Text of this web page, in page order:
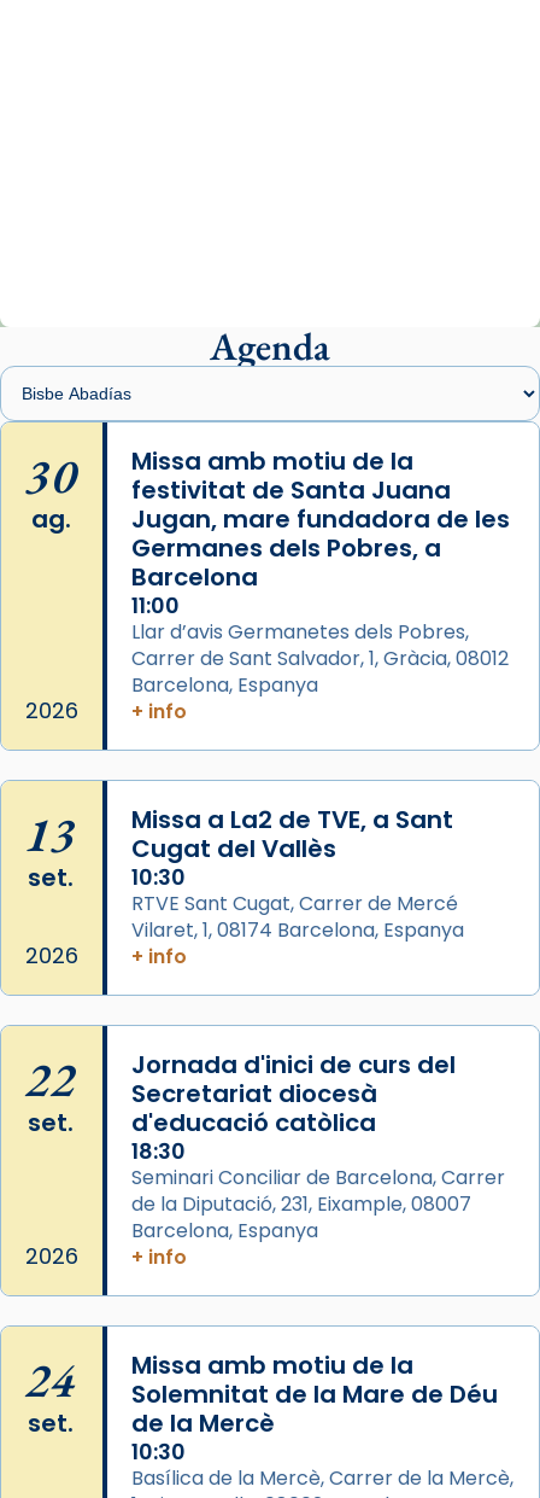
Arquebisbat de Barcelona
2 weeks ago
Memòria de les santes Juliana i
Semproniana, verges i màrtirs.
Acompanyant la història de sant Cugat, a
partir de l’Edat Mitjana sorgeix la tradició
que les santes Juliana (“relatiu a Júlia”) i
Semproniana (“relatiu a Semprònia =
eterna”) són deixebles seves. I l’any 1667, el
frare Joan Gaspar Roig, afirma en una obra
que les santes són filles de l’antiga Iluro.
Mataró en reivindicarà les relíquies fins que
a la “Missa de les Santes” (“Missa de
Glòria”) fou composta el 1848 per Mn.
Manuel Blanch, amb aire d’òpera
italianitzant; s’interpreta per privilegi
pontifici, amb orquestra i cor, i té una
duració aproximada de tres hores. Després,
processó (recuperada el 1972) al voltant
del temple amb les relíquies de les santes.
Des de 1985 hi participa també un grup de
diablesses amb música i ball propis. Festa
gran a Mataró.
«Si vols saber què és calor, ves per les
Santes a Mataró»🥵.
Photo
View on Facebook · Share
2 weeks ago
seu germà Joan i Pere un dels que
acompanyava més de prop Jesús.
Segons el llibre dels Fets (12,2) fou el primer
apòstol màrtir, decapitat a Jerusalem per
Agenda
30
ag.
2026
Missa amb motiu de la
festivitat de Santa Juana
Jugan, mare fundadora de les
Germanes dels Pobres, a
Barcelona
11:00
Llar d’avis Germanetes dels Pobres,
Carrer de Sant Salvador, 1, Gràcia, 08012
Barcelona, Espanya
+ info
13
set.
2026
Missa a La2 de TVE, a Sant
Cugat del Vallès
10:30
RTVE Sant Cugat, Carrer de Mercé
Vilaret, 1, 08174 Barcelona, Espanya
+ info
22
set.
2026
Jornada d'inici de curs del
Secretariat diocesà
d'educació catòlica
18:30
Seminari Conciliar de Barcelona, Carrer
de la Diputació, 231, Eixample, 08007
Barcelona, Espanya
+ info
24
set.
Missa amb motiu de la
Solemnitat de la Mare de Déu
de la Mercè
10:30
Basílica de la Mercè, Carrer de la Mercè,